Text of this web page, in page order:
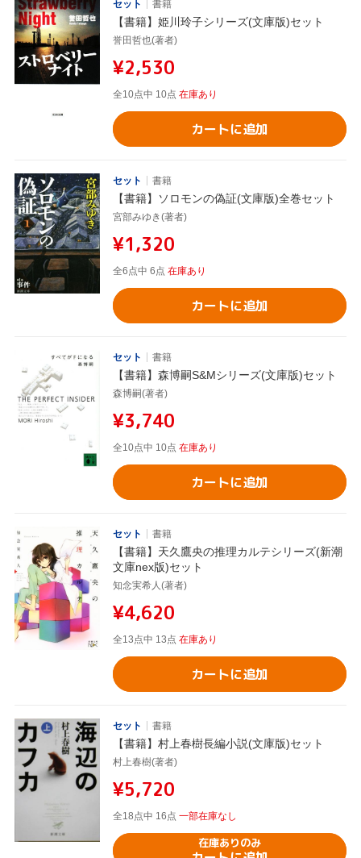
セット 書籍
【書籍】姫川玲子シリーズ(文庫版)セット
誉田哲也(著者)
¥2,530
全10点中 10点 在庫あり
カートに追加
セット 書籍
【書籍】ソロモンの偽証(文庫版)全巻セット
宮部みゆき(著者)
¥1,320
全6点中 6点 在庫あり
カートに追加
セット 書籍
【書籍】森博嗣S&Mシリーズ(文庫版)セット
森博嗣(著者)
¥3,740
全10点中 10点 在庫あり
カートに追加
セット 書籍
【書籍】天久鷹央の推理カルテシリーズ(新潮
文庫nex版)セット
知念実希人(著者)
¥4,620
全13点中 13点 在庫あり
カートに追加
セット 書籍
【書籍】村上春樹長編小説(文庫版)セット
村上春樹(著者)
¥5,720
全18点中 16点 一部在庫なし
在庫ありのみ